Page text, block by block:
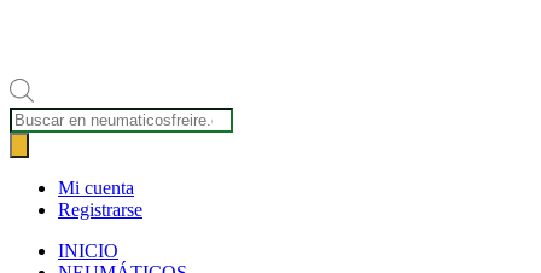
Búsqueda
de
productos
Mi cuenta
Registrarse
INICIO